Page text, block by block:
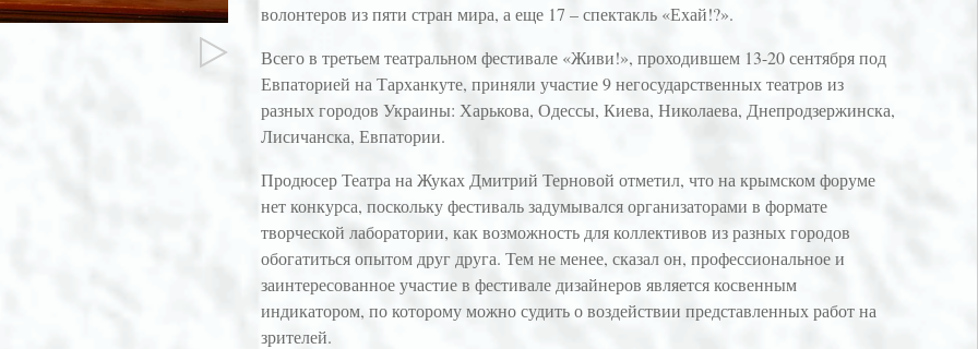
волонтеров из пяти стран мира, а еще 17 – спектакль «Ехай!?».
Всего в третьем театральном фестивале «Живи!», проходившем 13-20 сентября под
Евпаторией на Тарханкуте, приняли участие 9 негосударственных театров из
разных городов Украины: Харькова, Одессы, Киева, Николаева, Днепродзержинска,
Лисичанска, Евпатории.
Продюсер Театра на Жуках Дмитрий Терновой отметил, что на крымском форуме
нет конкурса, поскольку фестиваль задумывался организаторами в формате
творческой лаборатории, как возможность для коллективов из разных городов
обогатиться опытом друг друга. Тем не менее, сказал он, профессиональное и
заинтересованное участие в фестивале дизайнеров является косвенным
индикатором, по которому можно судить о воздействии представленных работ на
зрителей.